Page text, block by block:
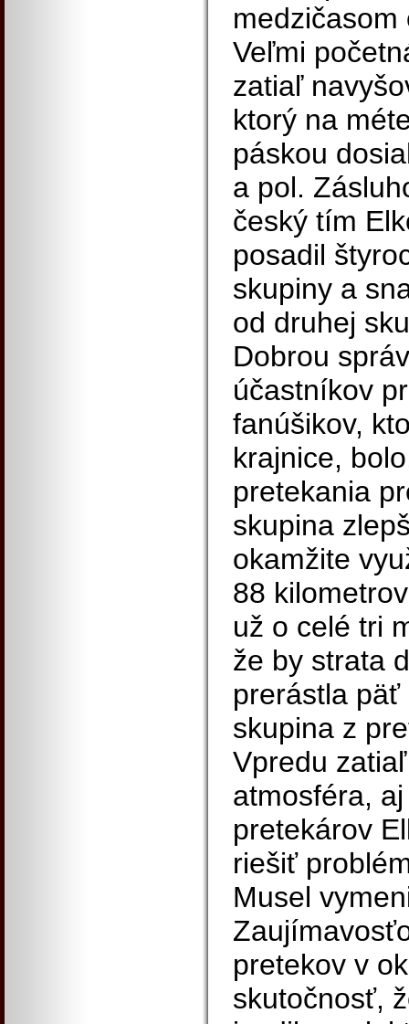
medzičasom
Veľmi
zatiaľ
ktorý na
páskou
a pol.
český tím
posadil
skupiny a
od druhej
Dobrou
účastníkov
fanúšikov,
krajnice,
pretekania
skupina
okamžite
88
už o celé tri
že by strata
prerástla päť
skupina z
Vpredu
atmosféra,
pretekárov
riešiť
Musel
pretekov v
skutočnosť,